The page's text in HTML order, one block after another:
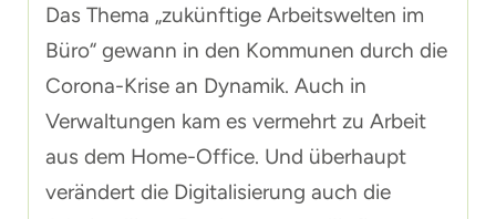
Das Thema „zukünftige Arbeitswelten im
Büro“ gewann in den Kommunen durch die
Corona-Krise an Dynamik. Auch in
Verwaltungen kam es vermehrt zu Arbeit
aus dem Home-Office. Und überhaupt
verändert die Digitalisierung auch die